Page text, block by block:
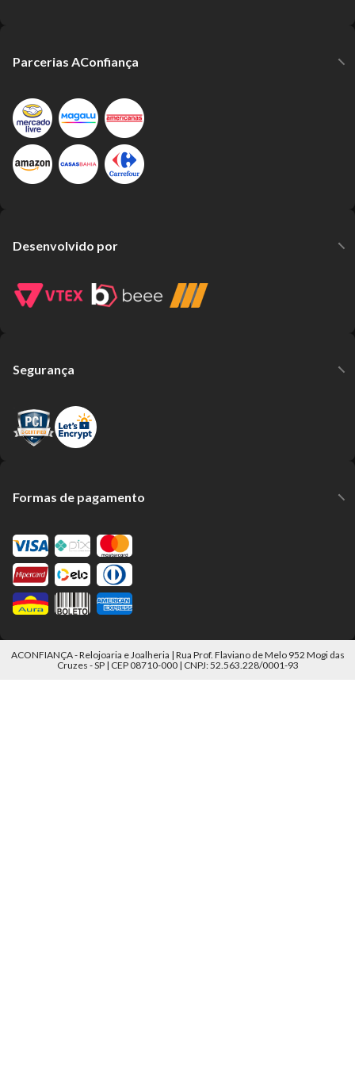
Parcerias AConfiança
Desenvolvido por
Segurança
Formas de pagamento
ACONFIANÇA - Relojoaria e Joalheria | Rua Prof. Flaviano de Melo 952 Mogi das
Cruzes - SP | CEP 08710-000 | CNPJ: 52.563.228/0001-93